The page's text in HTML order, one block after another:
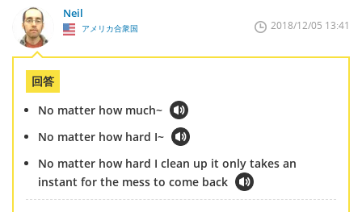
Neil
アメリカ合衆国 2018/12/05 13:41
回答
No matter how much~
No matter how hard I~
No matter how hard I clean up it only takes an
instant for the mess to come back